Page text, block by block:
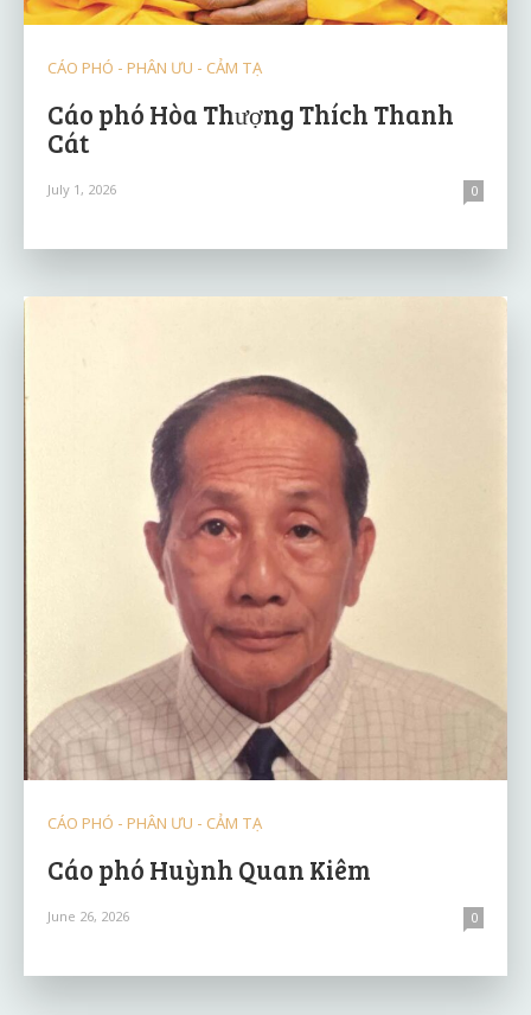
CÁO PHÓ - PHÂN ƯU - CẢM TẠ
Cáo phó Hòa Thượng Thích Thanh
Cát
July 1, 2026 0
CÁO PHÓ - PHÂN ƯU - CẢM TẠ
Cáo phó Huỳnh Quan Kiêm
June 26, 2026 0